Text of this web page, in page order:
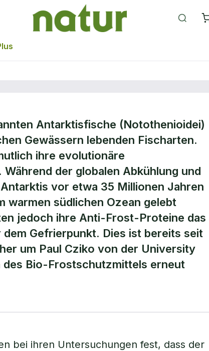
Fisch-
Antarktisfische (Notothenioidei)
Gewässern lebenden Fischarten.
ihre evolutionäre
der globalen Abkühlung und
vor etwa 35 Millionen Jahren
warmen südlichen Ozean gelebt
jedoch ihre Anti-Frost-Proteine das
Gefrierpunkt. Dies ist bereits seit
um Paul Cziko von der University
des Bio-Frostschutzmittels erneut
bei ihren Untersuchungen fest, dass der